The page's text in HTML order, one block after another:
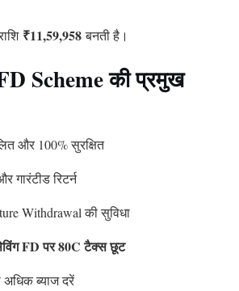
₹11,59,958बनती है।
Scheme की प्रमुख
और 100% सुरक्षित
गारंटीड रिटर्न
Withdrawal की सुविधा
FD पर 80C टैक्स छूट
अधिक ब्याज दरें